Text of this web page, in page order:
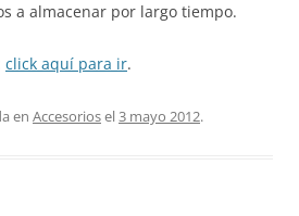
a almacenar por largo tiempo.
click aquí para ir.
en Accesoriosel3 mayo 2012.